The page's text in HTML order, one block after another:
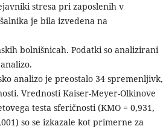
stresa pri zaposlenih v
je bila izvedena na
bolnišnicah. Podatki so analizirani
analizo je preostalo 34 spremenljivk,
Vrednosti Kaiser-Meyer-Olkinove
testa sferičnosti (KMO = 0,931,
so se izkazale kot primerne za